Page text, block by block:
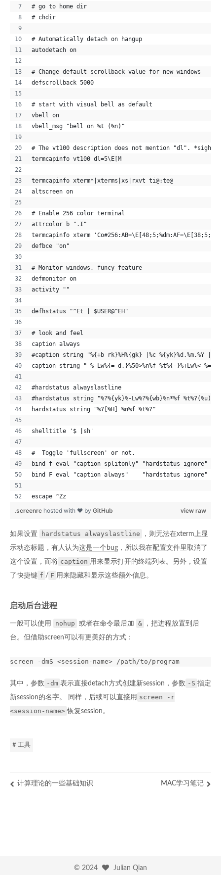
# go to home dir
# chdir
# Automatically detach on hangup
autodetach on
# Change default scrollback value for new windows
defscrollback 5000
# start with visual bell as default
vbell on
vbell_msg "bell on %t (%n)"
# The vt100 description does not mention "dl". *sigh*
termcapinfo vt100 dl=5\E[M
termcapinfo xterm*|xterms|xs|rxvt ti@:te@
altscreen on
# Enable 256 color terminal
attrcolor b ".I"
termcapinfo xterm
defbce "on"
# Monitor windows, funcy feature
defmonitor on
activity ""
defhstatus "^Et | $USER@^EH"
# look and feel
caption always
#caption string "%{+b rk}%H%{gk} |%c %{yk}%d.%m.%Y |
caption string " %-Lw%{= d.}%50>%n%f %t%{-}%+Lw%<
#hardstatus alwayslastline
#hardstatus string "%?%{yk}%-Lw%?%{wb}%n*%f
hardstatus string "%?[%H] %n%f %t%?"
shelltitle '$ |sh'
#  Toggle 'fullscreen' or not.
bind f eval "caption splitonly" "hardstatus ignore"
bind F eval "caption always"    "hardstatus ignore"
escape ^Zz
view raw
.screenrc hosted with ❤ by GitHub
如果设置 hardstatus alwayslastline
，则无法在xterm上显
示动态标题，有人认为这是一个bug ，所以我在配置文件里取消了
这个设置，而将 caption 用来显示打开的终端列表。另外，设置
了快捷键 f / F 用来隐藏和显示这些额外信息。
启动后台进程
一般可以使用 nohup 或者在命令最后加 &
，把进程放置到后
台。但借助screen可以有更美好的方式：
其中，参数 -dm 表示直接detach方式创建新session，参数 -S 指定
新session的名字。 同样，后续可以直接用 screen -r
<session-name> 恢复session。
# 工具
计算理论的一些基础知识 MAC学习笔记
© 2024 Julian Qian